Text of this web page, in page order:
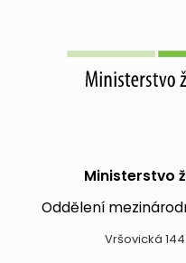
Ministerstvo
Oddělení
Vršovická